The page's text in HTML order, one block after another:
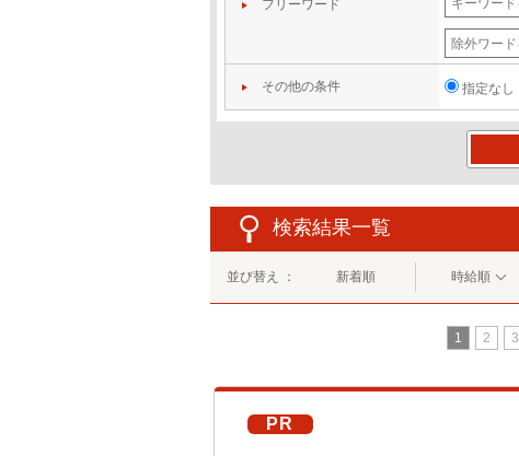
フリーワード
その他の条件 指定なし
検索結果一覧
並び替え ： 新着順 時給順
1 2 3
PR